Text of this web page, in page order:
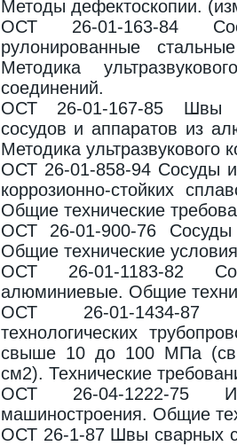
Методы дефектоскопии.
ОСТ 26-01-163-84
рулонированные
Методика
соединений.
ОСТ 26-01-167-85 Швы
сосудов и аппаратов из
Методика ультразвукового
ОСТ 26-01-858-94 Сосуды
коррозионно-стойких
Общие технические
ОСТ 26-01-900-76
Общие технические
ОСТ 26-01-1183-82
алюминиевые. Общие
ОСТ 26-01-1434-87
технологических
свыше 10 до 100 МПа
см2). Технические
ОСТ 26-04-1222-75
машиностроения. Общие
ОСТ 26-1-87 Швы сварных